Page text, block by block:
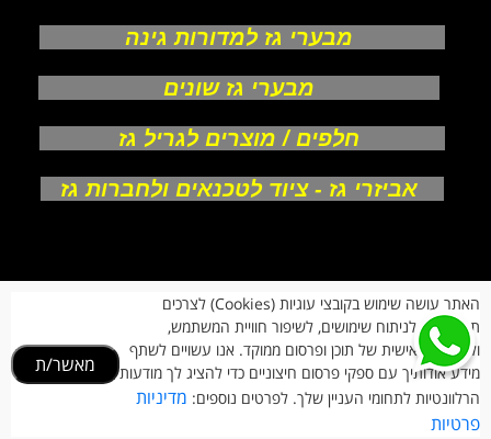
מבערי גז למדורות גינה
מבערי גז שונים
חלפים / מוצרים לגריל גז
אביזרי גז - ציוד לטכנאים ולחברות גז
צור קשר
תקנון חנות
מעקב הזמנות
החזרות וביטולים
הרשמת לקוחות
הצהרת נגישות
האתר עושה שימוש בקובצי עוגיות (Cookies) לצרכים
תפעוליים, לניתוח שימושים, לשיפור חוויית המשתמש,
ולהתאמה אישית של תוכן ופרסום ממוקד. אנו עשויים לשתף
מידע אודותיך עם ספקי פרסום חיצוניים כדי להציג לך מודעות
הרלוונטיות לתחומי העניין שלך. לפרטים נוספים: מדיניות
פרטיות
מאשר/ת